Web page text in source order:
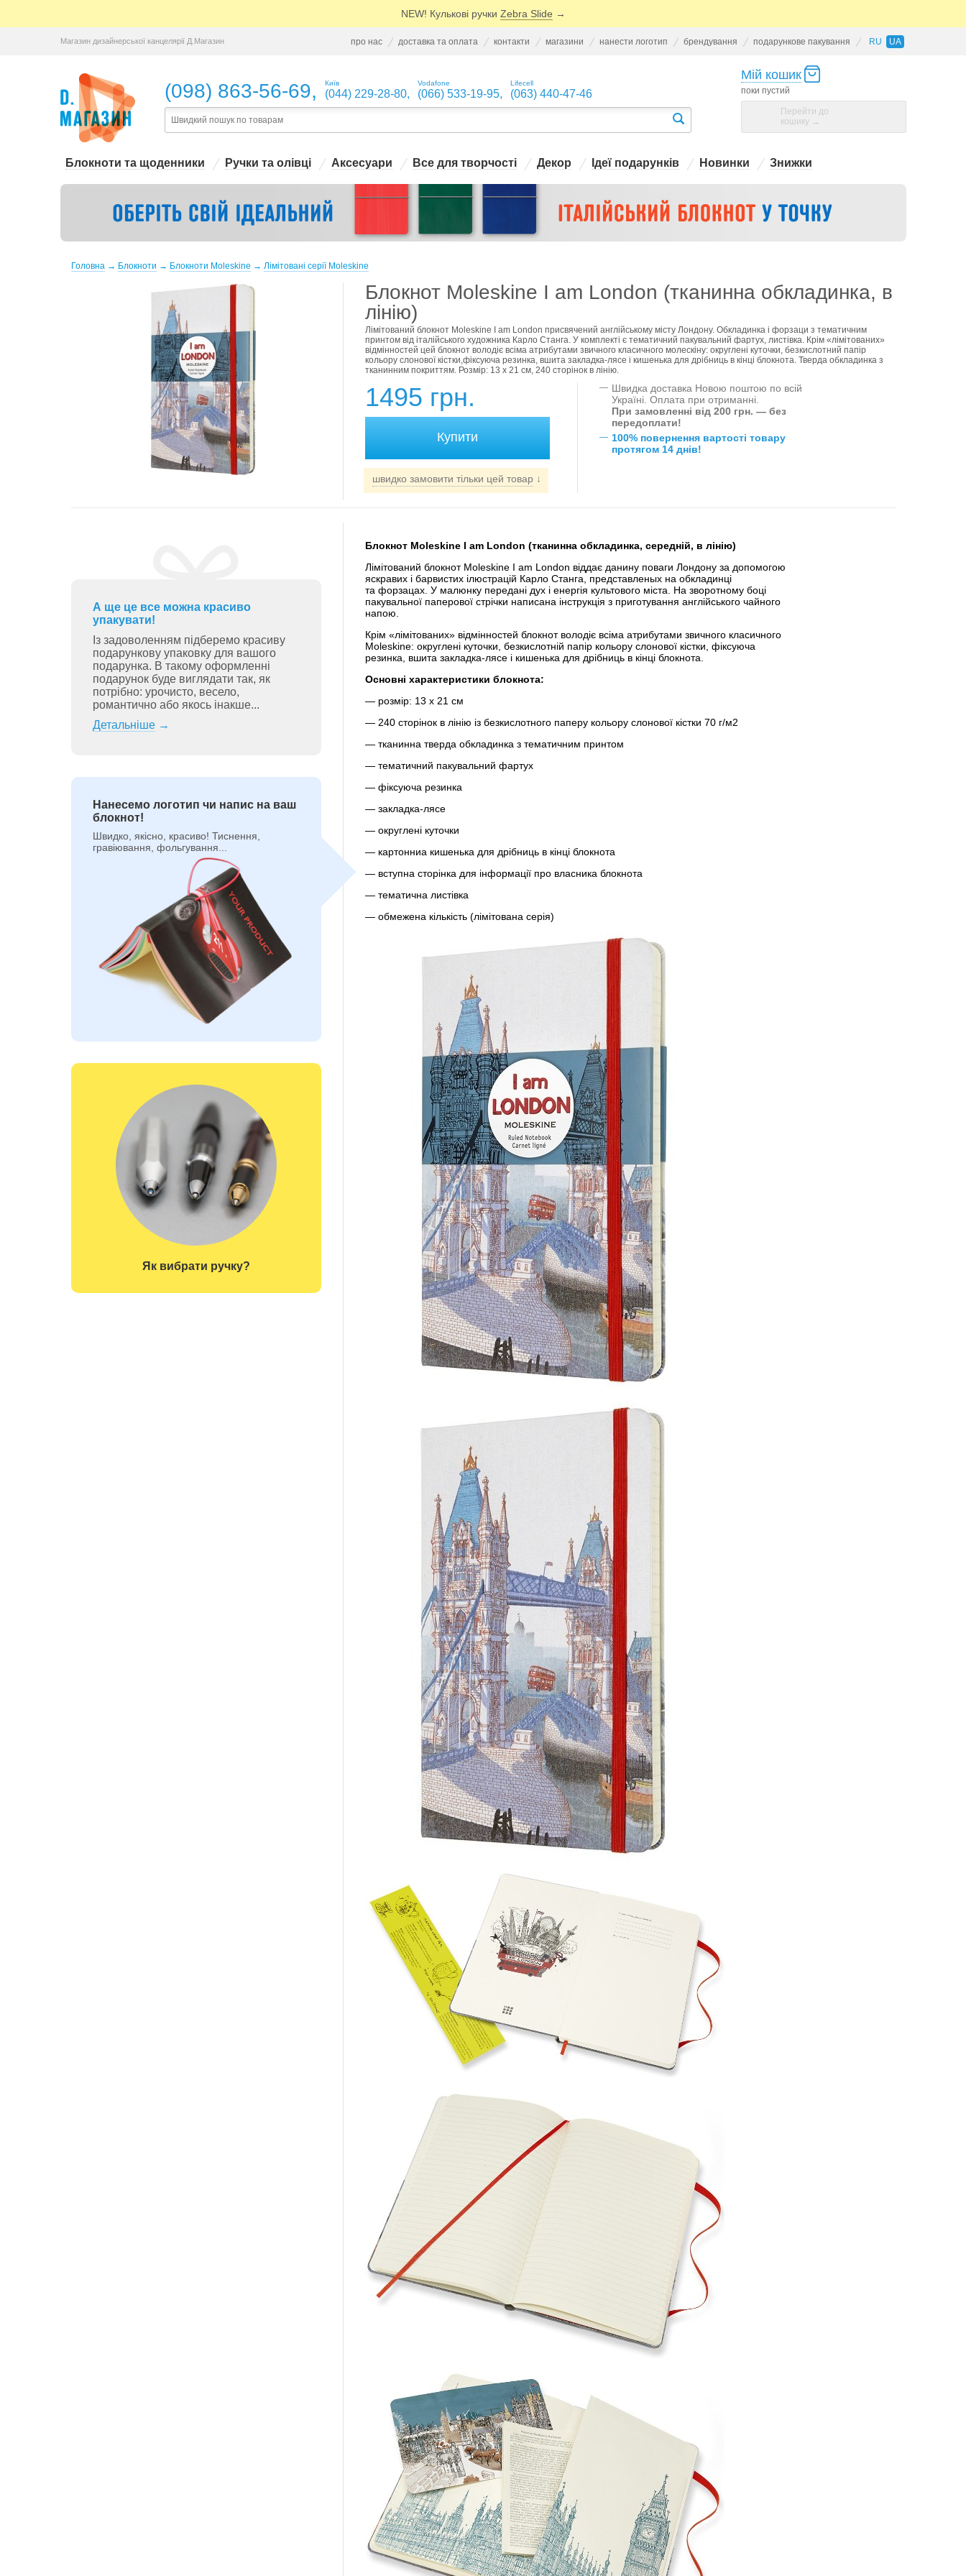
NEW! Кулькові ручки Zebra Slide →
Магазин дизайнерської канцелярії Д.Магазин про нас доставка та оплата контакти магазини нанести логотип брендування подарункове пакування RU UA
(098) 863-56-69, Київ
(044) 229-28-80,
Vodafone
(066) 533-19-95,
Lifecell
(063) 440-47-46
Мій кошик
поки пустий
Перейти до
кошику →
Блокноти та щоденники Ручки та олівці Аксесуари Все для творчості Декор Ідеї подарунків Новинки Знижки
Головна → Блокноти → Блокноти Moleskine → Лімітовані серії Moleskine
Блокнот Moleskine I am London (тканинна обкладинка, в
лінію)
Лімітований блокнот Moleskine I am London присвячений англійському місту Лондону. Обкладинка і форзаци з тематичним
принтом від італійського художника Карло Станга. У комплекті є тематичний пакувальний фартух, листівка. Крім «лімітованих»
відмінностей цей блокнот володіє всіма атрибутами звичного класичного молескіну: округлені куточки, безкислотний папір
кольору слонової кістки,фіксуюча резинка, вшита закладка-лясе і кишенька для дрібниць в кінці блокнота. Тверда обкладинка з
тканинним покриттям. Розмір: 13 x 21 см, 240 сторінок в лінію.
1495 грн.
швидко замовити тільки цей товар↓
— Швидка доставка Новою поштою по всій
Україні. Оплата при отриманні.
При замовленні від 200 грн. — без
передоплати!
— 100% повернення вартості товару
протягом 14 днів!
А ще це все можна красиво
упакувати!
Із задоволенням підберемо красиву
подарункову упаковку для вашого
подарунка. В такому оформленні
подарунок буде виглядати так, як
потрібно: урочисто, весело,
романтично або якось інакше...
Детальніше→
Нанесемо логотип чи напис на ваш
блокнот!
Швидко, якісно, красиво! Тиснення,
гравіювання, фольгування...
Як вибрати ручку?
Блокнот Moleskine I am London (тканинна обкладинка, середній, в лінію)
Лімітований блокнот Moleskine I am London віддає данину поваги Лондону за допомогою
яскравих і барвистих ілюстрацій Карло Станга, представленых на обкладинці
та форзацах. У малюнку передані дух і енергія культового міста. На зворотному боці
пакувальної паперової стрічки написана інструкція з приготування англійського чайного
напою.
Крім «лімітованих» відмінностей блокнот володіє всіма атрибутами звичного класичного
Moleskine: округлені куточки, безкислотній папір кольору слонової кістки, фіксуюча
резинка, вшита закладка-лясе і кишенька для дрібниць в кінці блокнота.
Основні характеристики блокнота:
— розмір: 13 х 21 см
— 240 сторінок в лінію із безкислотного паперу кольору слонової кістки 70 г/м2
— тканинна тверда обкладинка з тематичним принтом
— тематичний пакувальний фартух
— фіксуюча резинка
— закладка-лясе
— округлені куточки
— картонниа кишенька для дрібниць в кінці блокнота
— вступна сторінка для інформації про власника блокнота
— тематична листівка
— обмежена кількість (лімітована серія)